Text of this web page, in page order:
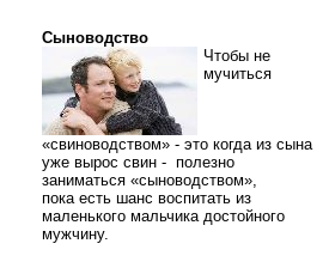
Сыноводство
Чтобы не
мучиться
«свиноводством» - это когда из сына
уже вырос свин - полезно
заниматься «сыноводством»,
пока есть шанс воспитать из
маленького мальчика достойного
мужчину.